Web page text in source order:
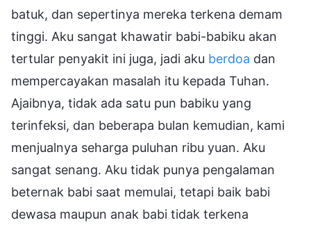
batuk, dan sepertinya mereka terkena demam
tinggi. Aku sangat khawatir babi-babiku akan
tertular penyakit ini juga, jadi aku berdoa dan
mempercayakan masalah itu kepada Tuhan.
Ajaibnya, tidak ada satu pun babiku yang
terinfeksi, dan beberapa bulan kemudian, kami
menjualnya seharga puluhan ribu yuan. Aku
sangat senang. Aku tidak punya pengalaman
beternak babi saat memulai, tetapi baik babi
dewasa maupun anak babi tidak terkena